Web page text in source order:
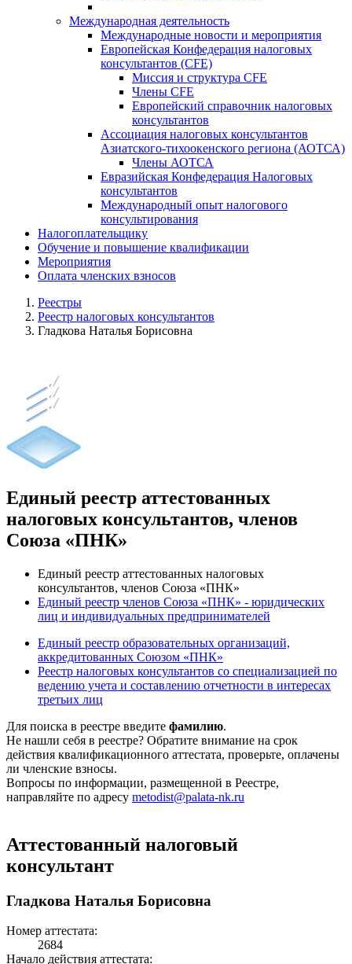
Международная деятельность
Международные новости и мероприятия
Европейская Конфедерация налоговых
консультантов (CFE)
Миссия и структура CFE
Члены CFE
Европейский справочник налоговых
консультантов
Ассоциация налоговых консультантов
Азиатского-тихоокенского региона (АОТСА)
Члены АОТСА
Евразийская Конфедерация Налоговых
консультантов
Международный опыт налогового
консультирования
Налогоплательщику
Обучение и повышение квалификации
Мероприятия
Оплата членских взносов
Реестры
Реестр налоговых консультантов
Гладкова Наталья Борисовна
Единый реестр аттестованных
налоговых консультантов, членов
Союза «ПНК»
Единый реестр аттестованных налоговых
консультантов, членов Союза «ПНК»
Единый реестр членов Союза «ПНК» - юридических
лиц и индивидуальных предпринимателей
Единый реестр образовательных организаций,
аккредитованных Союзом «ПНК»
Реестр налоговых консультантов со специализацией по
ведению учета и составлению отчетности в интересах
третьих лиц
Для поиска в реестре введите фамилию.
Не нашли себя в реестре? Обратите внимание на срок
действия квалификационного аттестата, проверьте, оплачены
ли членские взносы.
Вопросы по информации, размещенной в Реестре,
направляйте по адресу metodist@palata-nk.ru
Аттестованный налоговый
консультант
Гладкова Наталья Борисовна
Номер аттестата:
2684
Начало действия аттестата: